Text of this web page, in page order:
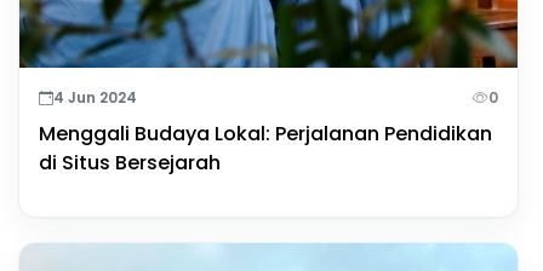
4 Jun 2024 0
Menggali Budaya Lokal: Perjalanan Pendidikan
di Situs Bersejarah